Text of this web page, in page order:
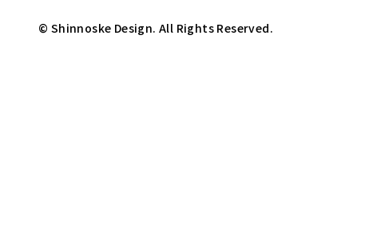
© Shinnoske Design. All Rights Reserved.